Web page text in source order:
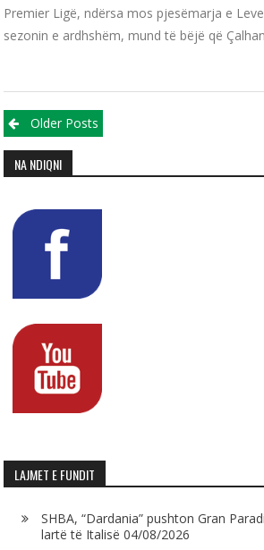
Premier Ligë, ndërsa mos pjesëmarja e
sezonin e ardhshëm, mund të bëjë që
Posts navigation
Older Posts
NA NDIQNI
LAJMET E FUNDIT
SHBA, “Dardania” pushton Gran
lartë të Italisë 04/08/2026